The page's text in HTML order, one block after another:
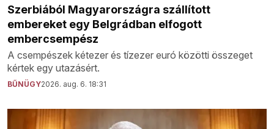
Szerbiából Magyarországra szállított
embereket egy Belgrádban elfogott
embercsempész
A csempészek kétezer és tízezer euró közötti összeget
kértek egy utazásért.
BŰNÜGY2026. aug. 6. 18:31